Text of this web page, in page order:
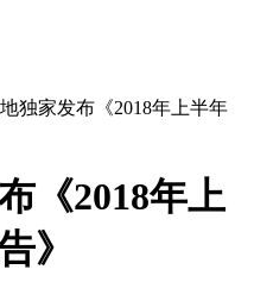
独家发布《2018年上半年
《2018年上
》